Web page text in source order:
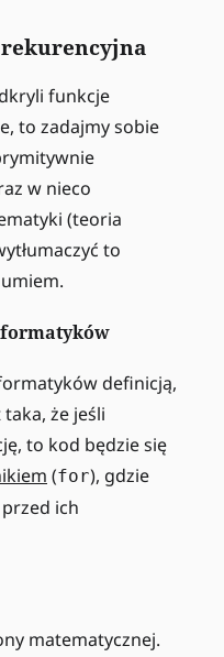
funkcje
to zadajmy sobie
w nieco
(teoria
to
definicją,
że jeśli
to kod będzie się
(for), gdzie
ich
matematycznej.